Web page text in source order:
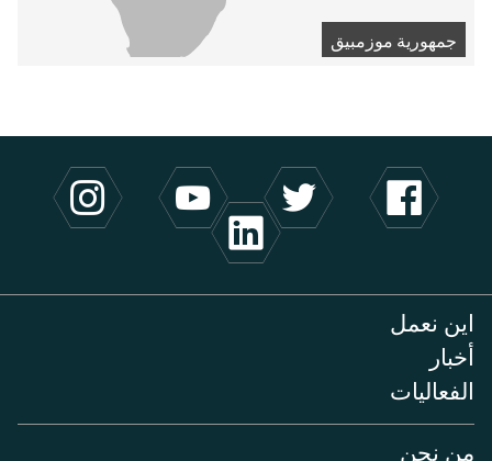
جمهورية موزمبيق
اين نعمل
أخبار
الفعاليات
من نحن